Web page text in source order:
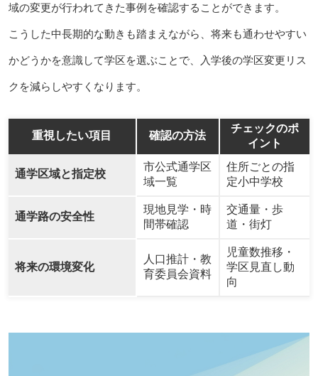
域の変更が行われてきた事例を確認することができます。
こうした中長期的な動きも踏まえながら、将来も通わせやすい
かどうかを意識して学区を選ぶことで、入学後の学区変更リス
クを減らしやすくなります。
重視したい項目 確認の方法
チェックのポ
イント
通学区域と指定校
市公式通学区
域一覧
住所ごとの指
定小中学校
通学路の安全性
現地見学・時
間帯確認
交通量・歩
道・街灯
将来の環境変化
人口推計・教
育委員会資料
児童数推移・
学区見直し動
向